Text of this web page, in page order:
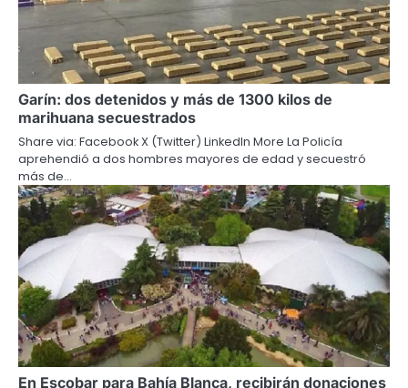
Garín: dos detenidos y más de 1300 kilos de
marihuana secuestrados
Share via: Facebook X (Twitter) LinkedIn More La Policía
aprehendió a dos hombres mayores de edad y secuestró
más de…
En Escobar para Bahía Blanca, recibirán donaciones